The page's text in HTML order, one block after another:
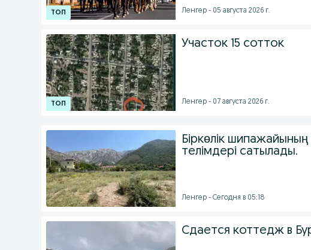
Ленгер - 05 августа 2026 г.
Участок 15 сотток
Ленгер - 07 августа 2026 г.
Біркөлік
телімдері сатылады.
Ленгер - Сегодня в 05:18
Сдается коттедж в